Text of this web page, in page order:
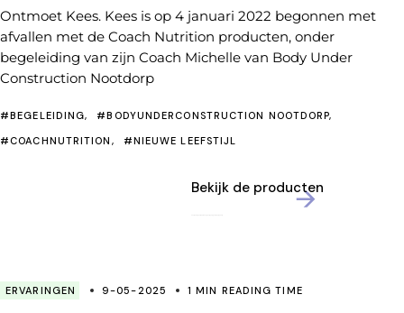
Ontmoet Kees. Kees is op 4 januari 2022 begonnen met
afvallen met de Coach Nutrition producten, onder
begeleiding van zijn Coach Michelle van Body Under
Construction Nootdorp
Bekijk de producten
#BEGELEIDING
#BODYUNDERCONSTRUCTION NOOTDORP
#COACHNUTRITION
#NIEUWE LEEFSTIJL
ERVARINGEN 9-05-2025 1 MIN READING TIME